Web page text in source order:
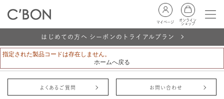
マイページ
オンライン
ショップ
はじめての方へ シーボンのトライアルプラン
指定された製品コードは存在しません。
ホームへ戻る
よくあるご質問 お問い合わせ